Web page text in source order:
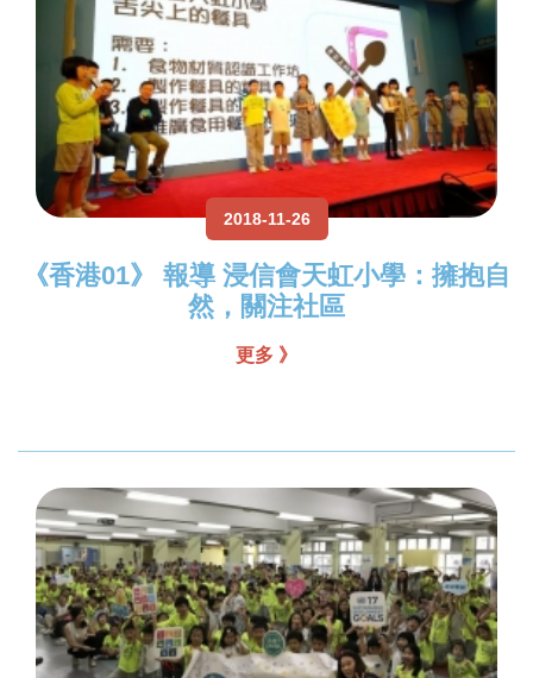
2018-11-26
《香港01》 報導 浸信會天虹小學：擁抱自
然，關注社區
更多 》